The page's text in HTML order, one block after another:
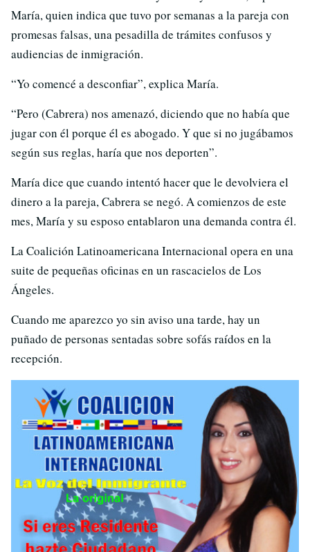
María, quien indica que tuvo por semanas a la pareja con
promesas falsas, una pesadilla de trámites confusos y
audiencias de inmigración.
“Yo comencé a desconfiar”, explica María.
“Pero (Cabrera) nos amenazó, diciendo que no había que
jugar con él porque él es abogado. Y que si no jugábamos
según sus reglas, haría que nos deporten”.
María dice que cuando intentó hacer que le devolviera el
dinero a la pareja, Cabrera se negó. A comienzos de este
mes, María y su esposo entablaron una demanda contra él.
La Coalición Latinoamericana Internacional opera en una
suite de pequeñas oficinas en un rascacielos de Los
Ángeles.
Cuando me aparezco yo sin aviso una tarde, hay un
puñado de personas sentadas sobre sofás raídos en la
recepción.